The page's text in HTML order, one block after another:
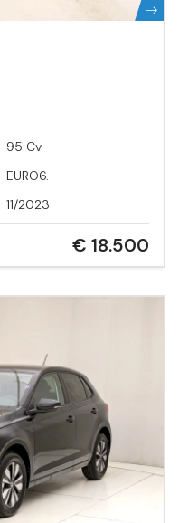
95 Cv
EURO6.
11/2023
€ 18.500